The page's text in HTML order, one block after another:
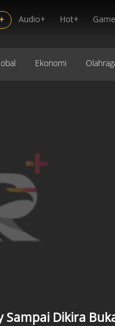
Audio+ Hot+
Ekonomi
Sampai Dikira